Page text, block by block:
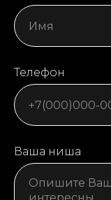
Телефон
Ваша ниша